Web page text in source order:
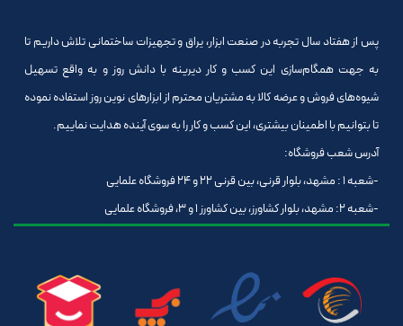
پس از هفتاد سال تجربه در صنعت ابزار، یراق و تجهیزات ساختمانی تلاش داریم تا
به جهت همگام‌سازی این کسب و کار دیرینه با دانش روز و به واقع تسهیل
شیوه‌های فروش و عرضه کالا به مشتریان محترم از ابزارهای نوین روز استفاده نموده
تا بتوانیم با اطمینان بیشتری، این کسب و کار را به سوی آینده هدایت نماییم.
آدرس شعب فروشگاه:
-شعبه 1 : مشهد، بلوار قرنی، بین قرنی 22 و 24 فروشگاه علمایی
-شعبه 2: مشهد، بلوار کشاورز، بین کشاورز 1 و 3، فروشگاه علمایی